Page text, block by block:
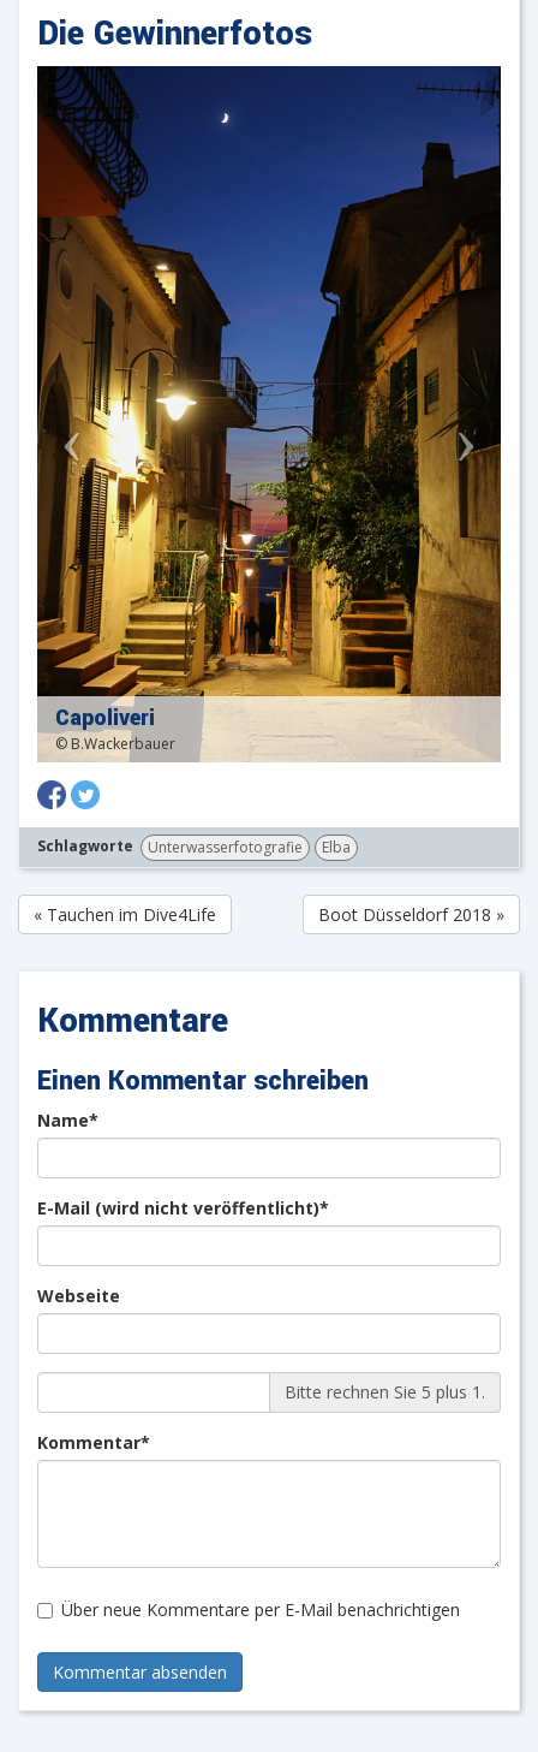
Die Gewinnerfotos
Capoliveri
© B.Wackerbauer
Schlagworte Unterwasserfotografie Elba
« Tauchen im Dive4Life Boot Düsseldorf 2018 »
Kommentare
Einen Kommentar schreiben
NamePflichtfeld
*
E-Mail (wird nicht veröffentlicht)Pflichtfeld
*
Webseite
Bitte rechnen Sie 5 plus 1.
KommentarPflichtfeld
*
Über neue Kommentare per E-Mail benachrichtigen